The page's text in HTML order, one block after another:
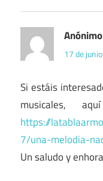
Anónimo
17 de
Si estáis
musicales,
https://
7/una-melodia-
Un saludo y